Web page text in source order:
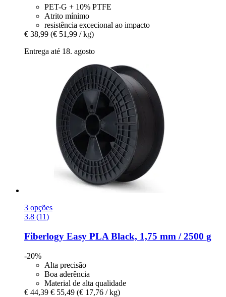
PET-G + 10% PTFE
Atrito mínimo
resistência excecional ao impacto
€ 38,99 (€ 51,99 / kg)
Entrega até 18. agosto
3 opções
3.8 (11)
Fiberlogy Easy PLA Black, 1,75 mm / 2500 g
-20%
Alta precisão
Boa aderência
Material de alta qualidade
€ 44,39 € 55,49 (€ 17,76 / kg)